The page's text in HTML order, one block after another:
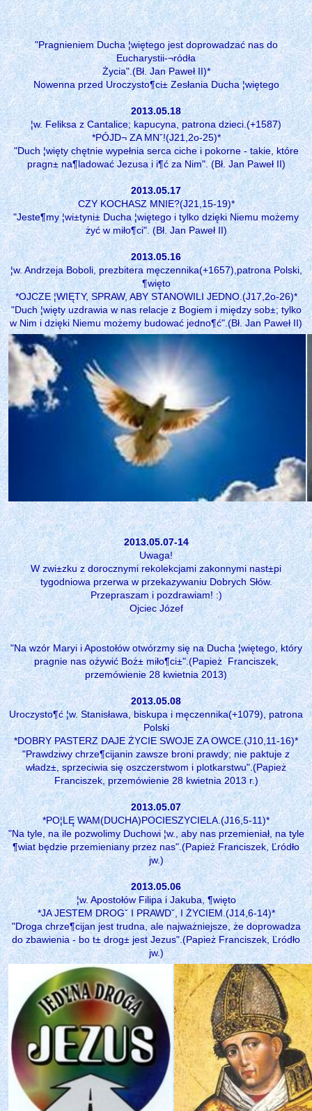
"Pragnieniem Ducha ¦więtego jest doprowadzać nas do
Eucharystii-¬ródła
Życia".(Bł. Jan Paweł II)*
Nowenna przed Uroczysto¶ci± Zesłania Ducha ¦więtego
2013.05.18
¦w. Feliksa z Cantalice; kapucyna, patrona dzieci.(+1587)
*PÓJD¬ ZA MNˇ!(J21,2o-25)*
"Duch ¦więty chętnie wypełnia serca ciche i pokorne - takie, które
pragn± na¶ladować Jezusa i i¶ć za Nim". (Bł. Jan Paweł II)
2013.05.17
CZY KOCHASZ MNIE?(J21,15-19)*
"Jeste¶my ¦wi±tyni± Ducha ¦więtego i tylko dzięki Niemu możemy
żyć w miło¶ci". (Bł. Jan Paweł II)
2013.05.16
¦w. Andrzeja Boboli, prezbitera męczennika(+1657),patrona Polski,
¶więto
*OJCZE ¦WIĘTY, SPRAW, ABY STANOWILI JEDNO.(J17,2o-26)*
"Duch ¦więty uzdrawia w nas relacje z Bogiem i między sob±; tylko
w Nim i dzięki Niemu możemy budować jedno¶ć".(Bł. Jan Paweł II)
2013.05.07-14
Uwaga!
W zwi±zku z dorocznymi rekolekcjami zakonnymi nast±pi
tygodniowa przerwa w przekazywaniu Dobrych Słów.
Przepraszam i pozdrawiam! :)
Ojciec Józef
"Na wzór Maryi i Apostołów otwórzmy się na Ducha ¦więtego, który
pragnie nas ożywić Boż± miło¶ci±".(Papież Franciszek,
przemówienie 28 kwietnia 2013)
2013.05.08
Uroczysto¶ć ¦w. Stanisława, biskupa i męczennika(+1079), patrona
Polski
*DOBRY PASTERZ DAJE ŻYCIE SWOJE ZA OWCE.(J10,11-16)*
"Prawdziwy chrze¶cijanin zawsze broni prawdy; nie paktuje z
władz±, sprzeciwia się oszczerstwom i plotkarstwu".(Papież
Franciszek, przemówienie 28 kwietnia 2013 r.)
2013.05.07
*PO¦LĘ WAM(DUCHA)POCIESZYCIELA.(J16,5-11)*
"Na tyle, na ile pozwolimy Duchowi ¦w., aby nas przemieniał, na tyle
¶wiat będzie przemieniany przez nas".(Papież Franciszek, Ľródło
jw.)
2013.05.06
¦w. Apostołów Filipa i Jakuba, ¶więto
*JA JESTEM DROGˇ I PRAWDˇ, I ŻYCIEM.(J14,6-14)*
"Droga chrze¶cijan jest trudna, ale najważniejsze, że doprowadza
do zbawienia - bo t± drog± jest Jezus".(Papież Franciszek, Ľródło
jw.)